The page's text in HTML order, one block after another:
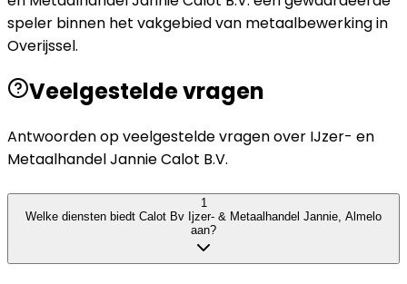
speler binnen het vakgebied van metaalbewerking in
Overijssel.
Veelgestelde vragen
Antwoorden op veelgestelde vragen over IJzer- en
Metaalhandel Jannie Calot B.V.
1
Welke diensten biedt Calot Bv Ijzer- & Metaalhandel Jannie, Almelo
aan?